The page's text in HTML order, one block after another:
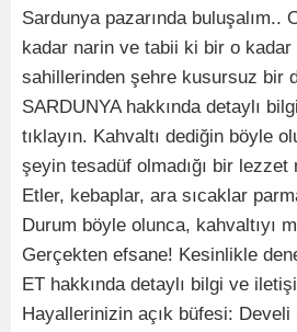
Sardunya pazarında buluşalım..
kadar narin ve tabii ki bir o
sahillerinden şehre kusursuz bir
SARDUNYA hakkında detaylı
tıklayın. Kahvaltı dediğin böyle
şeyin tesadüf olmadığı bir lezzet
Etler, kebaplar, ara sıcaklar
Durum böyle olunca, kahvaltıyı
Gerçekten efsane! Kesinlikle
ET hakkında detaylı bilgi ve
Hayallerinizin açık büfesi: